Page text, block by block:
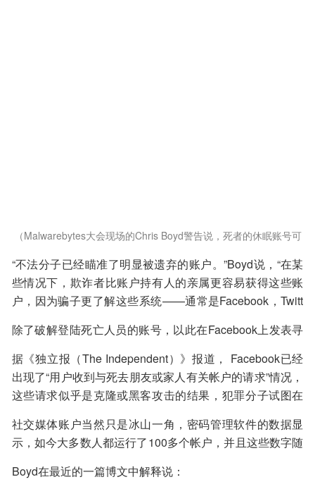
（Malwarebytes大会现场的Chris Boyd警告说，死者的休眠账号可
“不法分子已经瞄准了明显被遗弃的账户。”Boyd说，“在某
些情况下，欺诈者比账户持有人的亲属更容易获得这些账
户，因为骗子更了解这些系统——通常是Facebook，Twitt
号。”
除了破解登陆死亡人员的账号，以此在Facebook上发表寻
据《独立报（The Independent）》报道， Facebook已经
出现了“用户收到与死去朋友或家人有关帐户的请求”情况，
这些请求似乎是克隆或黑客攻击的结果，犯罪分子试图在
索取其它好处的一种方式。
社交媒体账户当然只是冰山一角，密码管理软件的数据显
示，如今大多数人都运行了100多个帐户，并且这些数字随
在停用几个月不活动或有其他特殊情况的账户。
Boyd在最近的一篇博文中解释说：